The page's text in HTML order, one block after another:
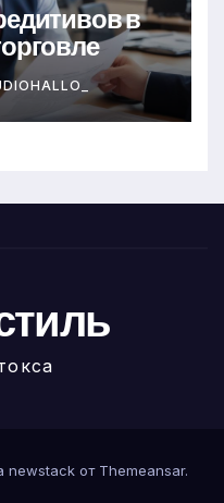
в
newstack от Themeansar.